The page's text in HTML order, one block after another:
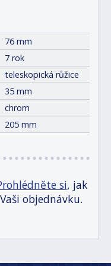
76 mm
7 rok
teleskopická růžice
35 mm
chrom
205 mm
si, jak
objednávku.